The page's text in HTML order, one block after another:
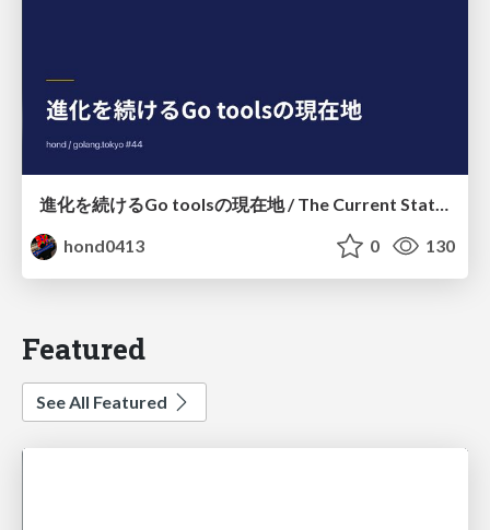
進化を続けるGo toolsの現在地 / The Current State of Ever-Evolving Go Tools
hond0413
0 130
Featured
See All Featured